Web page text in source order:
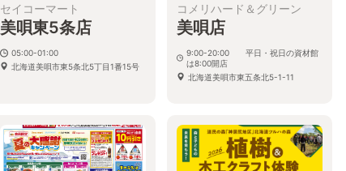
セイコーマート
美唄東5条店
05:00-01:00
北海道美唄市東5条北5丁目1番15号
コメリハード＆グリーン
美唄店
9:00-20:00 平日・祝日の資材館
は8:00開店
北海道美唄市東五条北5-1-11